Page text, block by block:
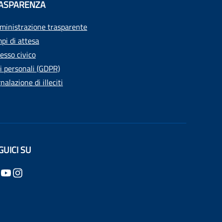
trasparente
di attesa
civico
personali (GDPR)
di illeciti
SU